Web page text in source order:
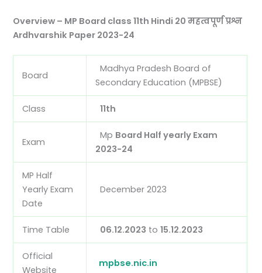
Overview – MP Board class 11th Hindi 20 महत्वपूर्ण प्रश्न
Ardhvarshik Paper 2023-24
Board
Madhya Pradesh Board of
Secondary Education (MPBSE)
Class 11th
Exam
Mp Board Half yearly Exam
2023-24
MP Half
Yearly Exam
Date
December 2023
Time Table 06.12.2023 to15.12.2023
Official
Website
mpbse.nic.in